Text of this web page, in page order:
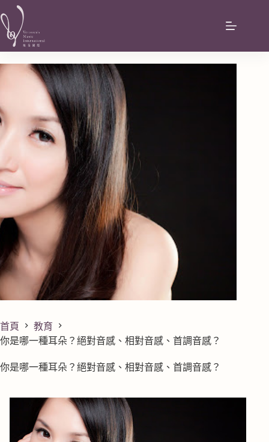
首頁
教育
你是哪一種耳朵？絕對音感、相對音感、首調音感？
你是哪一種耳朵？絕對音感、相對音感、首調音感？